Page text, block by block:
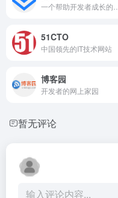
51CTO
中国领先的IT技术网站
博客园
开发者的网上家园
暂无评论